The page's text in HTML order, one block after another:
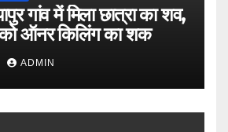
गांव में मिला छात्रा का शव,
ऑनर किलिंग का शक
ADMIN